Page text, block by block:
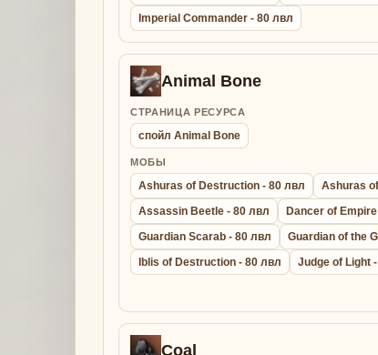
Imperial Commander - 80 лвл
Animal Bone
СТРАНИЦА РЕСУРСА
спойл Animal Bone
МОБЫ
Ashuras of Destruction - 80 лвл
Ashuras
Assassin Beetle - 80 лвл
Dancer of
Guardian Scarab - 80 лвл
Guardian of the
Iblis of Destruction - 80 лвл
Judge of Light
Coal